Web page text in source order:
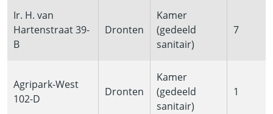
Ir. H. van
Hartenstraat 39-
B
Dronten
Kamer
(gedeeld
sanitair)
7
Agripark-West
102-D
Dronten
Kamer
(gedeeld
sanitair)
1